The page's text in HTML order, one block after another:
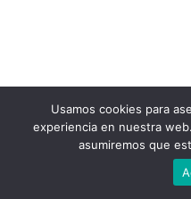
Usamos cookies para
experiencia en nuestra
asumiremos que